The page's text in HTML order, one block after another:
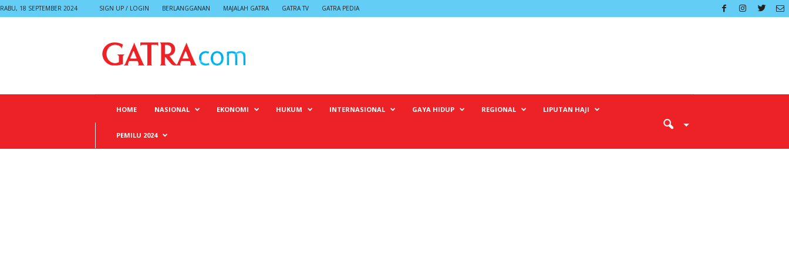
RABU, 18 SEPTEMBER 2024 SIGN UP / LOGIN BERLANGGANAN MAJALAH GATRA GATRA TV GATRA PEDIA
HOME NASIONAL EKONOMI HUKUM INTERNASIONAL GAYA HIDUP REGIONAL LIPUTAN HAJI
PEMILU 2024